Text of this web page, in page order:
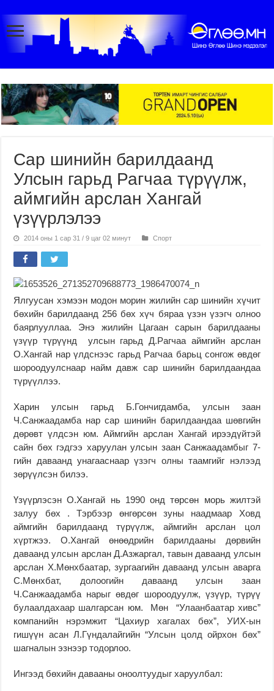
Сар шинийн барилдаанд
Улсын гарьд Рагчаа түрүүлж,
аймгийн арслан Хангай
үзүүрлэлээ
2014 оны 1 сар 31 / 9 цаг 02 минут Спорт
Ялгуусан хэмээн модон морин жилийн сар шинийн хүчит
бөхийн барилдаанд 256 бөх хүч бяраа үзэн үзэгч олноо
баярлууллаа. Энэ жилийн Цагаан сарын барилдааны
үзүүр түрүүнд улсын гарьд Д.Рагчаа аймгийн арслан
О.Хангай нар үлдснээс гарьд Рагчаа барьц сонгож өвдөг
шороодуулснаар найм давж сар шинийн барилдаандаа
түрүүллээ.
Харин улсын гарьд Б.Гончигдамба, улсын заан
Ч.Санжаадамба нар сар шинийн барилдаандаа шөвгийн
дөрөвт үлдсэн юм. Аймгийн арслан Хангай ирээдүйтэй
сайн бөх гэдгээ харуулан улсын заан Санжаадамбыг 7-
гийн даваанд унагааснаар үзэгч олны таамгийг нэлээд
зөрүүлсэн билээ.
Үзүүрлэсэн О.Хангай нь 1990 онд төрсөн морь жилтэй
залуу бөх . Тэрбээр өнгөрсөн зуны наадмаар Ховд
аймгийн барилдаанд түрүүлж, аймгийн арслан цол
хүртжээ. О.Хангай өнөөдрийн барилдааны дөрвийн
даваанд улсын арслан Д.Азжаргал, тавын даваанд улсын
арслан Х.Мөнхбаатар, зургаагийн даваанд улсын аварга
С.Мөнхбат, долоогийн даваанд улсын заан
Ч.Санжаадамба нарыг өвдөг шороодуулж, үзүүр, түрүү
булаалдахаар шалгарсан юм. Мөн “Улаанбаатар хивс”
компанийн нэрэмжит “Цахиур хагалах бөх”, УИХ-ын
гишүүн асан Л.Гүндалайгийн “Улсын цолд ойрхон бөх”
шагналын эзнээр тодорлоо.
Ингээд бөхийн давааны оноолтуудыг харуулбал: